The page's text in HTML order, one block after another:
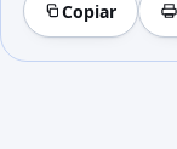
Copiar